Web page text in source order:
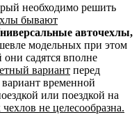
необходимо решить
бывают
авточехлы,
модельных при этом
садятся вполне
вариант перед
временной
или поездкой на
не целесообразна.